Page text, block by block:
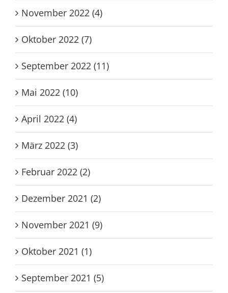
November 2022 (4)
Oktober 2022 (7)
September 2022 (11)
Mai 2022 (10)
April 2022 (4)
März 2022 (3)
Februar 2022 (2)
Dezember 2021 (2)
November 2021 (9)
Oktober 2021 (1)
September 2021 (5)